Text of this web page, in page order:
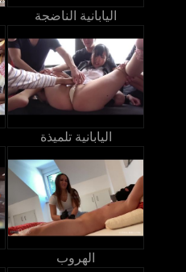
اليابانية الناضجة
اليابانية تلميذة
الهروب